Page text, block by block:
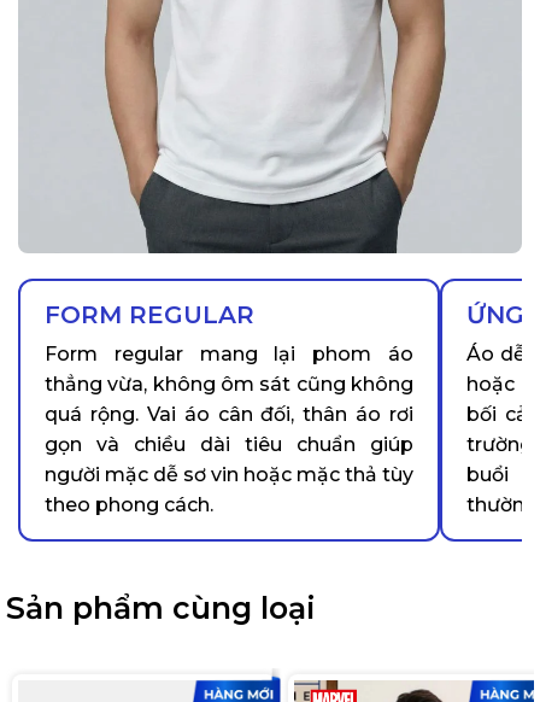
FORM REGULAR
Form regular mang lại phom áo
thẳng vừa, không ôm sát cũng không
quá rộng. Vai áo cân đối, thân áo rơi
gọn và chiều dài tiêu chuẩn giúp
người mặc dễ sơ vin hoặc mặc thả tùy
theo phong cách.
ỨNG
Áo dễ
hoặc
bối
trường
buổi
thường
Sản phẩm cùng loại